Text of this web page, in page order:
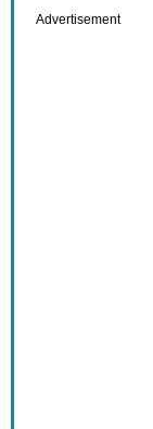
Advertisement